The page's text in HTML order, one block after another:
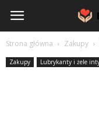
BadzmyZdrowi.pl
Strona główna Zakupy
Zakupy Lubrykanty i żele